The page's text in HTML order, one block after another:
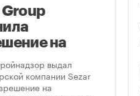
Group
на
в
Сити»
выдал
компании Sezar
на